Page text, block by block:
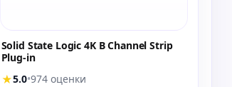
Solid State Logic 4K B Channel Strip
Plug-in
★5.0•974 оценки